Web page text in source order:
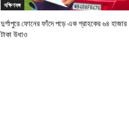
দক্ষিণবঙ্গ
দুর্গাপুরে ফোনের ফাঁদে পড়ে এক গ্রাহকের ৬৪ হাজার
টাকা উধাও